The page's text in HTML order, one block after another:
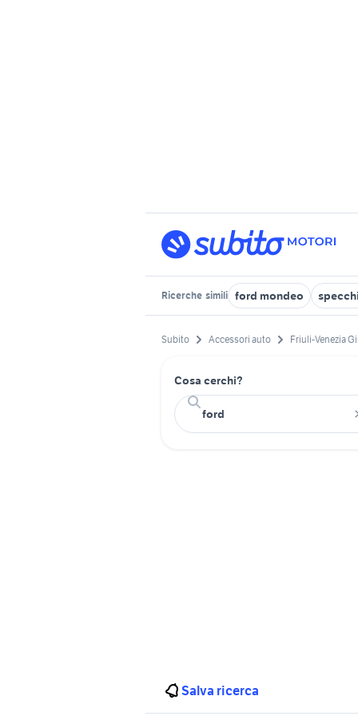
Ricerche simili ford mondeo
Subito Accessori auto Friuli-Venezia
Cosa cerchi?
Salva ricerca